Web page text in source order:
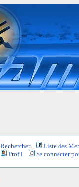
Rechercher
Liste des
Profil
Se connecter